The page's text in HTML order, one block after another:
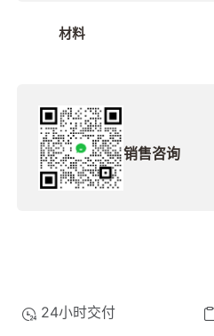
材料
销售咨询
24小时交付